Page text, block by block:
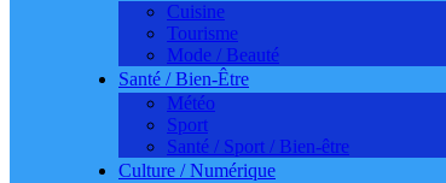
Cuisine
Tourisme
Mode / Beauté
Santé / Bien-Être
Météo
Sport
Santé / Sport / Bien-être
Culture / Numérique